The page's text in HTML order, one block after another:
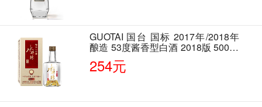
GUOTAI 国台 国标 2017年/2018年
酿造 53度酱香型白酒 2018版 500ml
单瓶装
254元